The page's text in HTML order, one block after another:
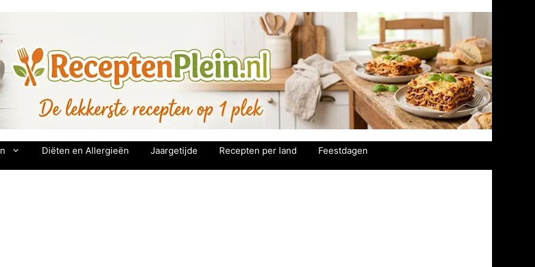
Diëten en Allergieën Jaargetijde Recepten per land Feestdagen